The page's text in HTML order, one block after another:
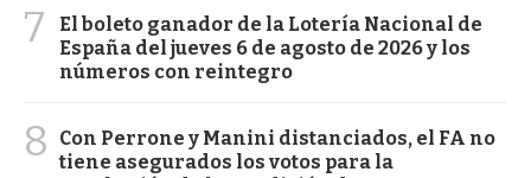
7
El boleto ganador de la Lotería Nacional de
España del jueves 6 de agosto de 2026 y los
números con reintegro
8
Con Perrone y Manini distanciados, el FA no
tiene asegurados los votos para la